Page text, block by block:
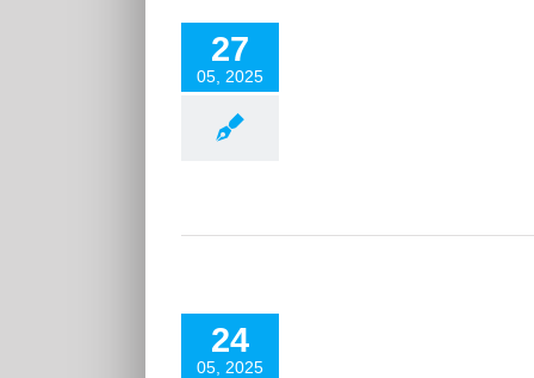
27
05, 2025
24
05, 2025